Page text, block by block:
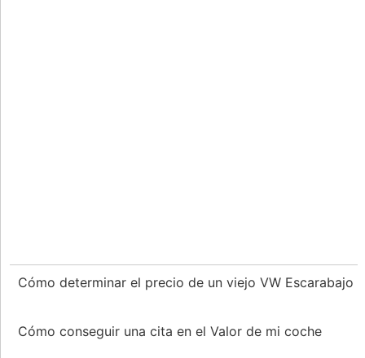
Cómo determinar el precio de un viejo VW Escarabajo
Cómo conseguir una cita en el Valor de mi coche